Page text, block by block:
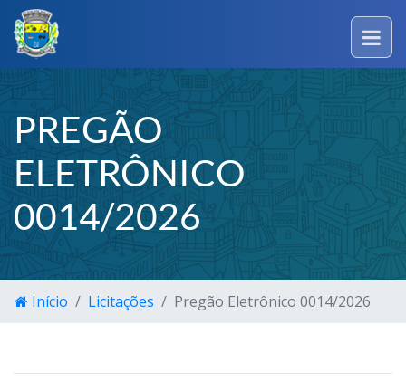
PREGÃO
ELETRÔNICO
0014/2026
Início Licitações Pregão Eletrônico 0014/2026